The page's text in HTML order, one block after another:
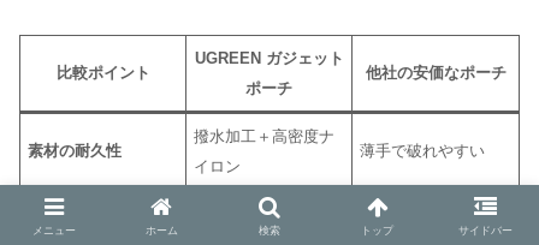
比較ポイント
UGREEN ガジェット
ポーチ
他社の安価なポーチ
素材の耐久性
撥水加工＋高密度ナ
イロン
薄手で破れやすい
プレミアムYKKジッ
安物ジッパー（引っ
メニュー ホーム 検索 トップ サイドバー